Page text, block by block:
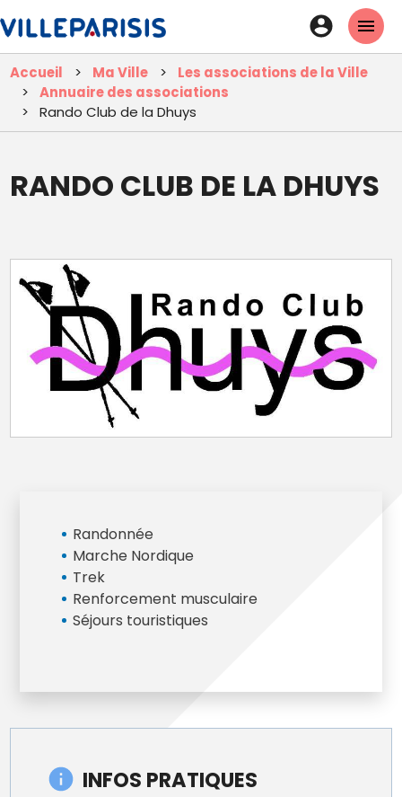
contenu
principal
En-
tête
-
Accueil Ma Ville
Les associations de la Ville
Annuaire des associations
Rando Club de la Dhuys
RANDO CLUB DE LA DHUYS
Randonnée
Marche Nordique
Trek
Renforcement musculaire
Séjours touristiques
INFOS PRATIQUES